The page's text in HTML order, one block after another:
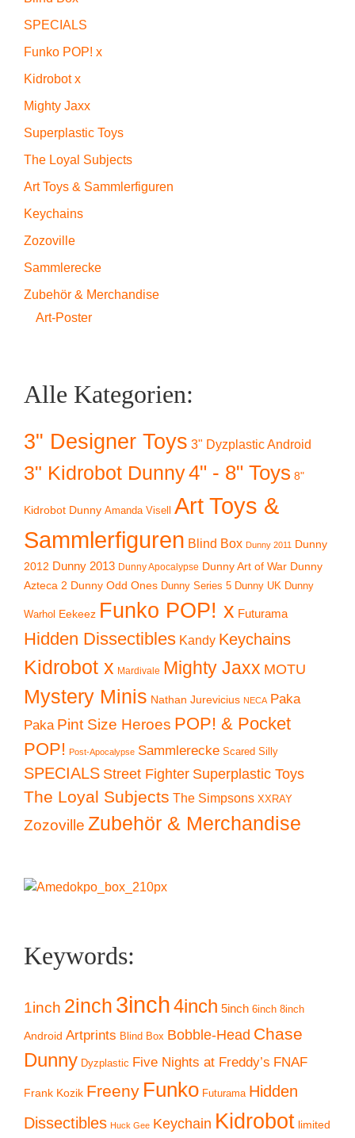
SPECIALS
Funko POP! x
Kidrobot x
Mighty Jaxx
Superplastic Toys
The Loyal Subjects
Art Toys & Sammlerfiguren
Keychains
Zozoville
Sammlerecke
Zubehör & Merchandise
Art-Poster
Alle Kategorien:
3" Designer Toys 3" Dyzplastic Android
3" Kidrobot Dunny4" - 8" Toys 8"
Kidrobot Dunny Amanda Visell Art Toys &
Sammlerfiguren Blind Box Dunny 2011 Dunny
2012 Dunny 2013 Dunny Apocalypse Dunny Art of War Dunny
Azteca 2 Dunny Odd Ones Dunny Series 5 Dunny UK Dunny
Warhol Eekeez Funko POP! x Futurama
Hidden Dissectibles Kandy Keychains
Kidrobot x Mardivale Mighty Jaxx MOTU
Mystery Minis Nathan Jurevicius NECA Paka
Paka Pint Size Heroes POP! & Pocket
POP! Post-Apocalypse Sammlerecke Scared Silly
SPECIALS Street Fighter Superplastic Toys
The Loyal Subjects The Simpsons XXRAY
Zozoville Zubehör & Merchandise
Keywords:
1inch 2inch 3inch4inch 5inch 6inch 8inch
Android Artprints Blind Box Bobble-Head Chase
Dunny Dyzplastic Five Nights at Freddy’s FNAF
Frank Kozik Freeny Funko Futurama Hidden
Dissectibles Huck Gee Keychain Kidrobot limited